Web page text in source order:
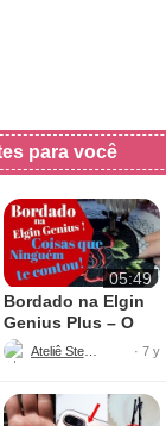
para você
05:49
Bordado na Elgin
Genius Plus – O
que Ninguém te
Conta
Ateliê Stehsl · 7 y